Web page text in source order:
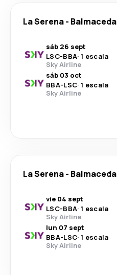
La Serena- Balmaceda
sáb 26 sept
LSC-BBA· 1 escala
Sky Airline
sáb 03 oct
BBA-LSC· 1 escala
Sky Airline
La Serena- Balmaceda
vie 04 sept
LSC-BBA· 1 escala
Sky Airline
lun 07 sept
BBA-LSC· 1 escala
Sky Airline